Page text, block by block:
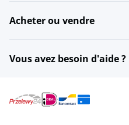
Acheter ou vendre
Vous avez besoin d'aide ?